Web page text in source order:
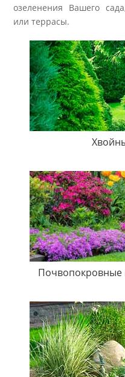
озеленения Вашего
или террасы.
Почвопокровные